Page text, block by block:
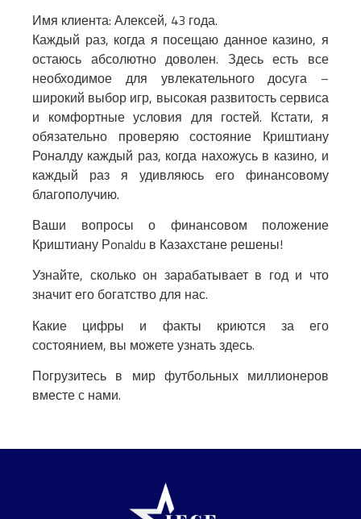
Имя клиента: Алексей, 43 года.
Каждый раз, когда я посещаю данное казино, я
остаюсь абсолютно доволен. Здесь есть все
необходимое для увлекательного досуга –
широкий выбор игр, высокая развитость сервиса
и комфортные условия для гостей. Кстати, я
обязательно проверяю состояние Криштиану
Роналду каждый раз, когда нахожусь в казино, и
каждый раз я удивляюсь его финансовому
благополучию.
Ваши вопросы о финансовом положение
Криштиану Рonaldu в Казахстане решены!
Узнайте, сколько он зарабатывает в год и что
значит его богатство для нас.
Какие цифры и факты криются за его
состоянием, вы можете узнать здесь.
Погрузитесь в мир футбольных миллионеров
вместе с нами.